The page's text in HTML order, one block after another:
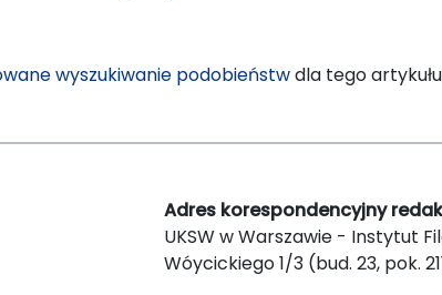
wyszukiwanie podobieństwdla tego
Adres korespondencyjny
UKSW w Warszawie - Instytut
Wóycickiego 1/3 (bud. 23, pok.